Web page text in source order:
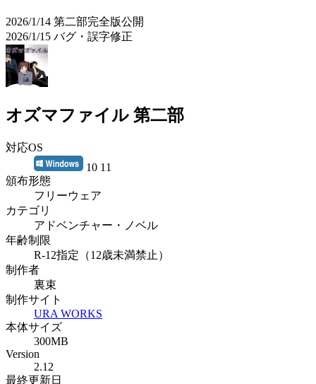
2026/1/14 第二部完全版公開
2026/1/15 バグ・誤字修正
オズマファイル 第二部
対応OS
10 11
頒布形態
フリーウェア
カテゴリ
アドベンチャー・ノベル
年齢制限
R-12指定（12歳未満禁止）
制作者
裏束
制作サイト
URA WORKS
本体サイズ
300MB
Version
2.12
最終更新日